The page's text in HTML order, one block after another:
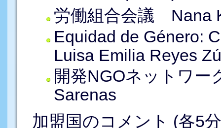
労働組合会議 Nana
Equidad de Género:
Luisa Emilia Reyes
開発NGOネットワ
Sarenas
加盟国のコメント (各5